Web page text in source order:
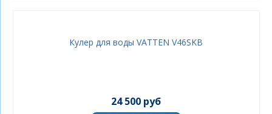
Кулер для воды VATTEN V46SKB
24 500 руб